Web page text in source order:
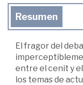
Resumen
El fragor del
entre el cenit y
los temas de